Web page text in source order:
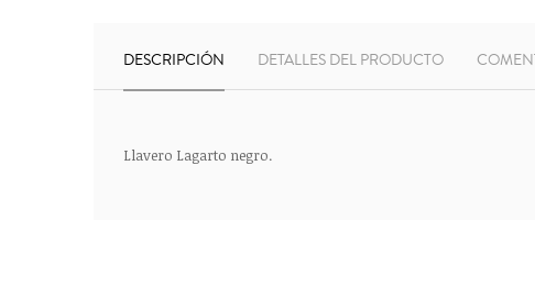
DESCRIPCIÓN DETALLES DEL PRODUCTO
Llavero Lagarto negro.